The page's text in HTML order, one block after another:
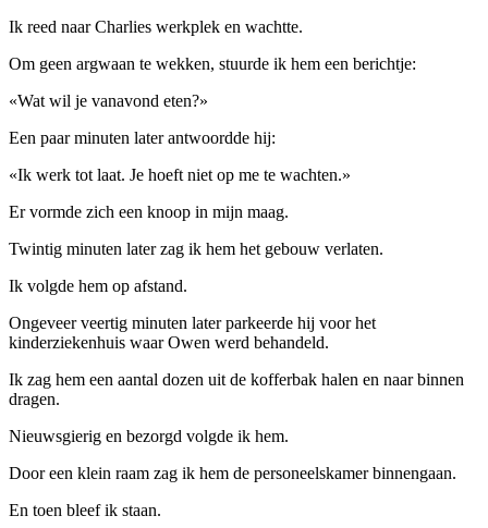
Ik reed naar Charlies werkplek en wachtte.
Om geen argwaan te wekken, stuurde ik hem een ​​berichtje:
«Wat wil je vanavond eten?»
Een paar minuten later antwoordde hij:
«Ik werk tot laat. Je hoeft niet op me te wachten.»
Er vormde zich een knoop in mijn maag.
Twintig minuten later zag ik hem het gebouw verlaten.
Ik volgde hem op afstand.
Ongeveer veertig minuten later parkeerde hij voor het
kinderziekenhuis waar Owen werd behandeld.
Ik zag hem een ​​aantal dozen uit de kofferbak halen en naar binnen
dragen.
Nieuwsgierig en bezorgd volgde ik hem.
Door een klein raam zag ik hem de personeelskamer binnengaan.
En toen bleef ik staan.